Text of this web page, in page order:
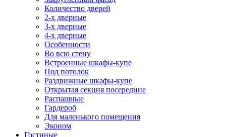
Количество дверей
2-х дверные
3-х дверные
4-х дверные
Особенности
Во всю стену
Встроенные шкафы-купе
Под потолок
Раздвижные шкафы-купе
Открытая секция посередине
Распашные
Гардероб
Для маленького помещения
Эконом
Гостиные